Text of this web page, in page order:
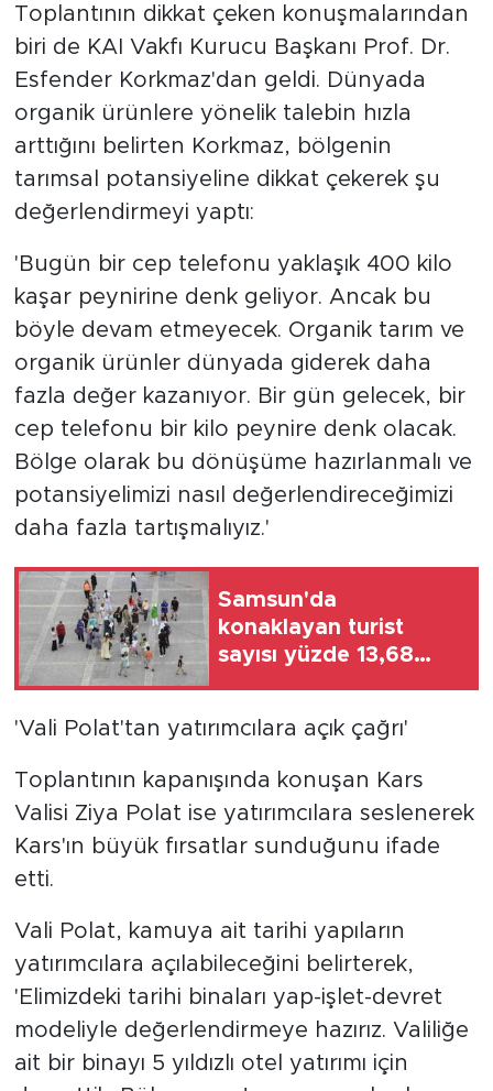
Toplantının dikkat çeken konuşmalarından
biri de KAI Vakfı Kurucu Başkanı Prof. Dr.
Esfender Korkmaz'dan geldi. Dünyada
organik ürünlere yönelik talebin hızla
arttığını belirten Korkmaz, bölgenin
tarımsal potansiyeline dikkat çekerek şu
değerlendirmeyi yaptı:
'Bugün bir cep telefonu yaklaşık 400 kilo
kaşar peynirine denk geliyor. Ancak bu
böyle devam etmeyecek. Organik tarım ve
organik ürünler dünyada giderek daha
fazla değer kazanıyor. Bir gün gelecek, bir
cep telefonu bir kilo peynire denk olacak.
Bölge olarak bu dönüşüme hazırlanmalı ve
potansiyelimizi nasıl değerlendireceğimizi
daha fazla tartışmalıyız.'
Samsun'da
konaklayan turist
sayısı yüzde 13,68
'Vali Polat'tan yatırımcılara açık çağrı'
Toplantının kapanışında konuşan Kars
Valisi Ziya Polat ise yatırımcılara seslenerek
Kars'ın büyük fırsatlar sunduğunu ifade
etti.
Vali Polat, kamuya ait tarihi yapıların
yatırımcılara açılabileceğini belirterek,
'Elimizdeki tarihi binaları yap-işlet-devret
modeliyle değerlendirmeye hazırız. Valiliğe
ait bir binayı 5 yıldızlı otel yatırımı için